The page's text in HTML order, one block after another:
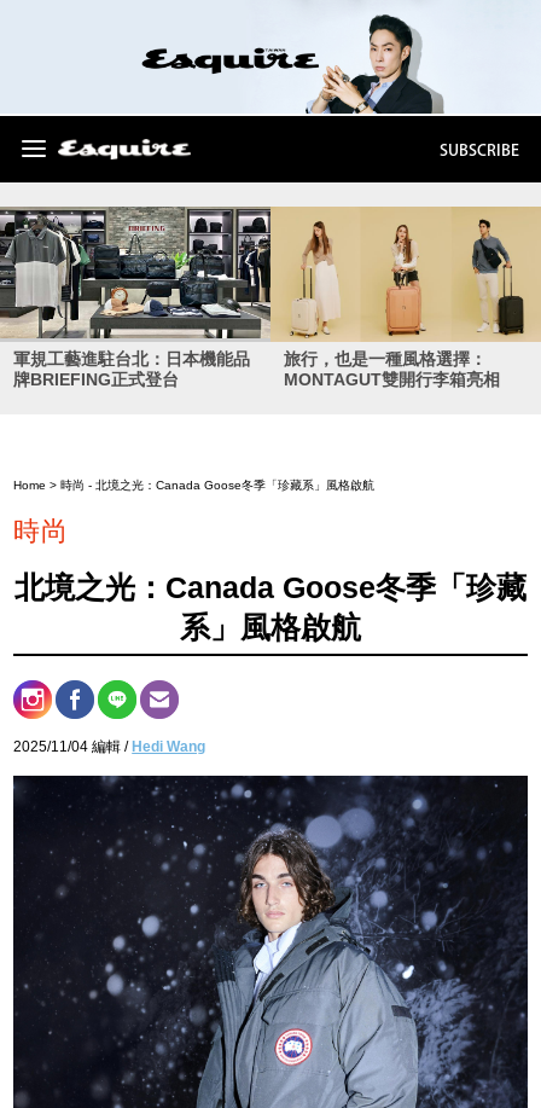
SUBSCRIBE
軍規工藝進駐台北：日本機能品
牌BRIEFING正式登台
旅行，也是一種風格選擇：
MONTAGUT雙開行李箱亮相
Home >時尚 - 北境之光：Canada Goose冬季「珍藏系」風格啟航
時尚
北境之光：Canada Goose冬季「珍藏
系」風格啟航
2025/11/04 編輯 /Hedi Wang